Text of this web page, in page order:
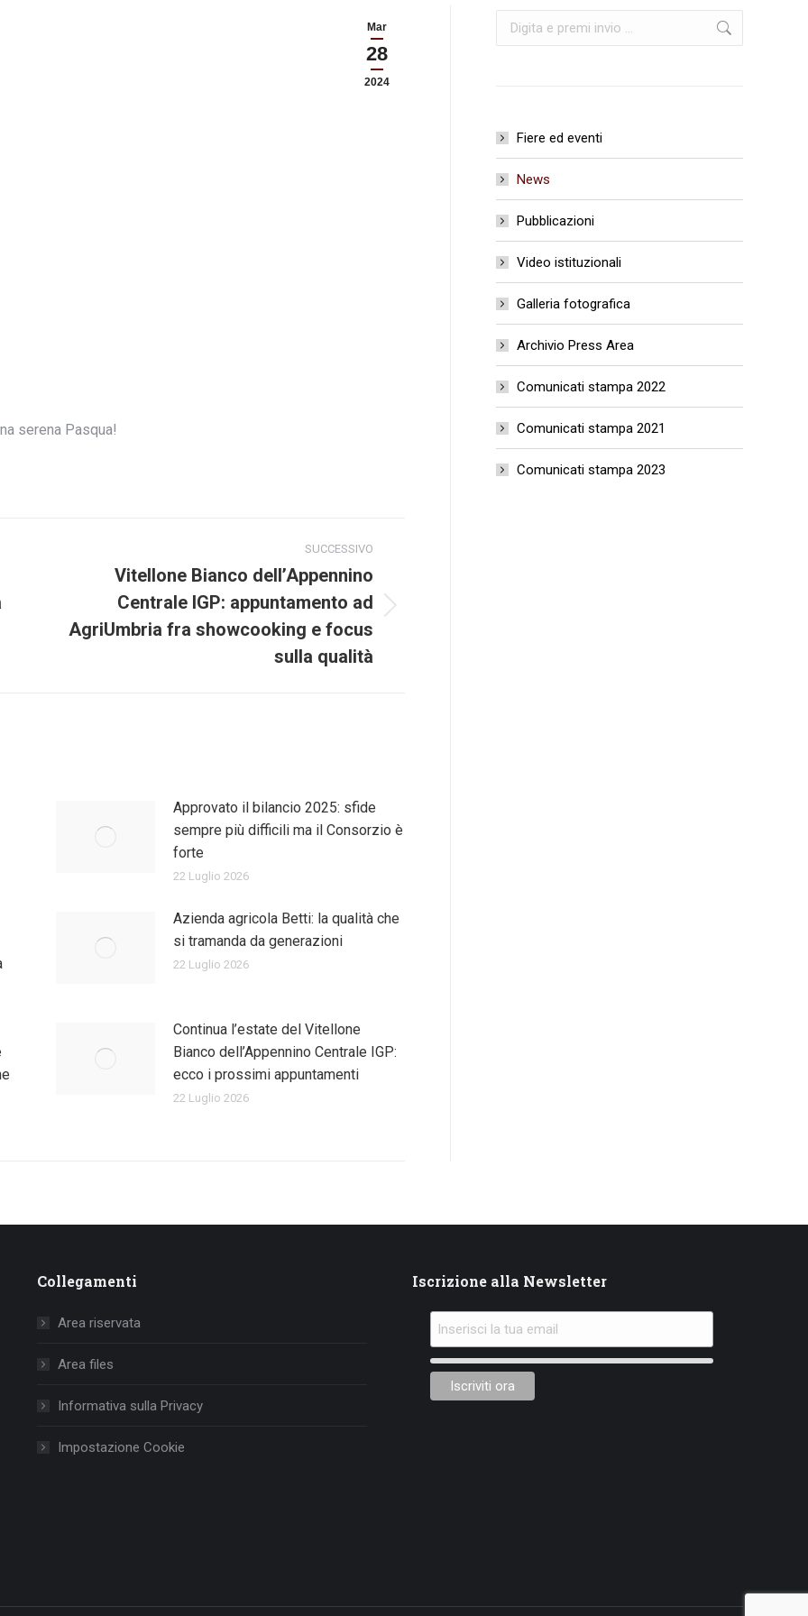
Mar
28
2024
serena Pasqua!
SUCCESSIVO
post:
Vitellone Bianco dell’Appennino
Centrale IGP: appuntamento ad
AgriUmbria fra showcooking e focus
sulla qualità
Approvato il bilancio 2025: sfide
sempre più difficili ma il Consorzio è
forte
22 Luglio 2026
Azienda agricola Betti: la qualità che
si tramanda da generazioni
22 Luglio 2026
Continua l’estate del Vitellone
Bianco dell’Appennino Centrale IGP:
ecco i prossimi appuntamenti
22 Luglio 2026
Cerca:
Fiere ed eventi
News
Pubblicazioni
Video istituzionali
Galleria fotografica
Archivio Press Area
Comunicati stampa 2022
Comunicati stampa 2021
Comunicati stampa 2023
Collegamenti
Area riservata
Area files
Informativa sulla Privacy
Impostazione Cookie
Iscrizione alla Newsletter